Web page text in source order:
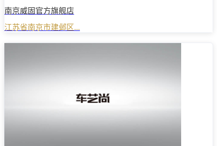
南京威固官方旗舰店
江苏省南京市建邺区...